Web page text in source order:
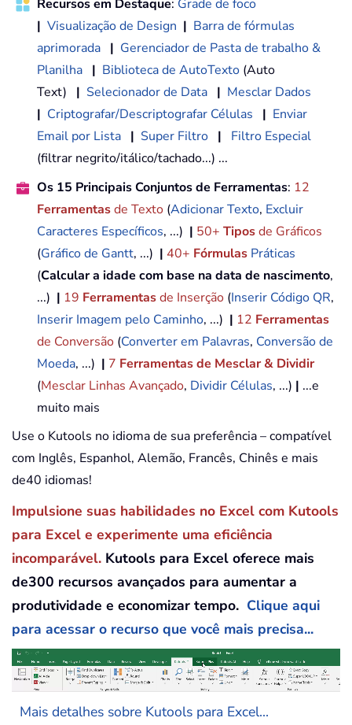
Recursos em Destaque: Grade de foco
| Visualização de Design | Barra de fórmulas
aprimorada | Gerenciador de Pasta de trabalho &
Planilha | Biblioteca de AutoTexto (Auto
Text) | Selecionador de Data | Mesclar Dados
| Criptografar/Descriptografar Células | Enviar
Email por Lista | Super Filtro |
Filtro Especial
(filtrar negrito/itálico/tachado...) ...
Os 15 Principais Conjuntos de Ferramentas: 12
Ferramentasde Texto (Adicionar Texto, Excluir
Caracteres Específicos, ...) | 50+ Tiposde Gráficos
(Gráfico de Gantt, ...) | 40+ Fórmulas Práticas
(Calcular a idade com base na data de nascimento,
...) | 19 Ferramentasde Inserção (Inserir Código QR,
Inserir Imagem pelo Caminho, ...) | 12 Ferramentas
de Conversão (Converter em Palavras, Conversão de
Moeda, ...) | 7 Ferramentas de Mesclar & Dividir
(Mesclar Linhas Avançado, Dividir Células, ...) | ...e
muito mais
Use o Kutools no idioma de sua preferência – compatível
com Inglês, Espanhol, Alemão, Francês, Chinês e mais
de40 idiomas!
Impulsione suas habilidades no Excel com Kutools
para Excel e experimente uma eficiência
incomparável. Kutools para Excel oferece mais
de300 recursos avançados para aumentar a
produtividade e economizar tempo. Clique aqui
para acessar o recurso que você mais precisa...
Mais detalhes sobre Kutools para Excel...